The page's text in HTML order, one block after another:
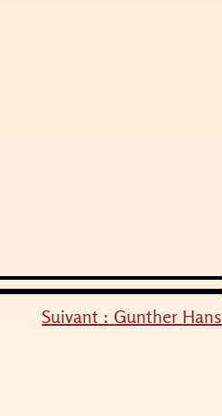
Suivant : Gunther Hans